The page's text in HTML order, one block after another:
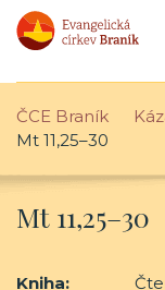
ČCE Braník
Mt 11,25–30
Mt 11,25–30
Kniha: